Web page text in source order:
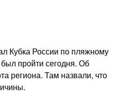
Кубка России по пляжному
пройти сегодня. Об
региона. Там назвали, что